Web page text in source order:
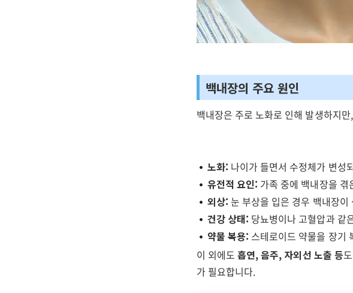
백내장의 주요 원인
백내장은 주로 노화로 인해 발생하지
노화: 나이가 들면서 수정체가 변성
유전적 요인: 가족 중에 백내장을
외상: 눈 부상을 입은 경우 백내장
건강 상태: 당뇨병이나 고혈압과 같
약물 복용: 스테로이드 약물을 장기
이 외에도흡연, 음주, 자외선 노출 등
가 필요합니다.